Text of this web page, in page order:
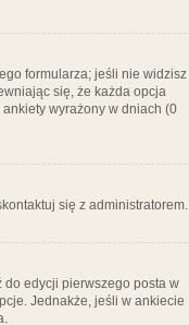
formularza; jeśli nie widzisz
się, że każda opcja
wyrażony w dniach (0
się z administratorem.
do edycji pierwszego posta w
Jednakże, jeśli w ankiecie